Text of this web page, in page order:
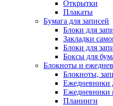
Открытки
Плакаты
Бумага для записей
Блоки для
Закладки
Блоки для
Боксы для
Блокноты и
Блокноты,
Ежедневники
Ежедневники
Планинги